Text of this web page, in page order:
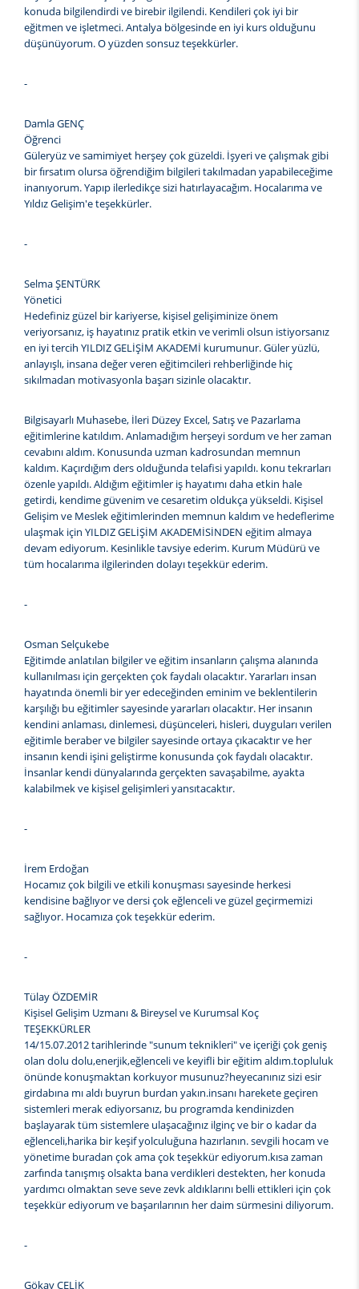
konuda bilgilendirdi ve birebir ilgilendi. Kendileri çok iyi bir
eğitmen ve işletmeci. Antalya bölgesinde en iyi kurs olduğunu
düşünüyorum. O yüzden sonsuz teşekkürler.
-
Damla GENÇ
Öğrenci
Güleryüz ve samimiyet herşey çok güzeldi. İşyeri ve çalışmak gibi
bir fırsatım olursa öğrendiğim bilgileri takılmadan yapabileceğime
inanıyorum. Yapıp ilerledikçe sizi hatırlayacağım. Hocalarıma ve
Yıldız Gelişim'e teşekkürler.
-
Selma ŞENTÜRK
Yönetici
Hedefiniz güzel bir kariyerse, kişisel gelişiminize önem
veriyorsanız, iş hayatınız pratik etkin ve verimli olsun istiyorsanız
en iyi tercih YILDIZ GELİŞİM AKADEMİ kurumunur. Güler yüzlü,
anlayışlı, insana değer veren eğitimcileri rehberliğinde hiç
sıkılmadan motivasyonla başarı sizinle olacaktır.
Bilgisayarlı Muhasebe, İleri Düzey Excel, Satış ve Pazarlama
eğitimlerine katıldım. Anlamadığım herşeyi sordum ve her zaman
cevabını aldım. Konusunda uzman kadrosundan memnun
kaldım. Kaçırdığım ders olduğunda telafisi yapıldı. konu tekrarları
özenle yapıldı. Aldığım eğitimler iş hayatımı daha etkin hale
getirdi, kendime güvenim ve cesaretim oldukça yükseldi. Kişisel
Gelişim ve Meslek eğitimlerinden memnun kaldım ve hedeflerime
ulaşmak için YILDIZ GELİŞİM AKADEMİSİNDEN eğitim almaya
devam ediyorum. Kesinlikle tavsiye ederim. Kurum Müdürü ve
tüm hocalarıma ilgilerinden dolayı teşekkür ederim.
-
Osman Selçukebe
Eğitimde anlatılan bilgiler ve eğitim insanların çalışma alanında
kullanılması için gerçekten çok faydalı olacaktır. Yararları insan
hayatında önemli bir yer edeceğinden eminim ve beklentilerin
karşılığı bu eğitimler sayesinde yararları olacaktır. Her insanın
kendini anlaması, dinlemesi, düşünceleri, hisleri, duyguları verilen
eğitimle beraber ve bilgiler sayesinde ortaya çıkacaktır ve her
insanın kendi işini geliştirme konusunda çok faydalı olacaktır.
İnsanlar kendi dünyalarında gerçekten savaşabilme, ayakta
kalabilmek ve kişisel gelişimleri yansıtacaktır.
-
İrem Erdoğan
Hocamız çok bilgili ve etkili konuşması sayesinde herkesi
kendisine bağlıyor ve dersi çok eğlenceli ve güzel geçirmemizi
sağlıyor. Hocamıza çok teşekkür ederim.
-
Tülay ÖZDEMİR
Kişisel Gelişim Uzmanı & Bireysel ve Kurumsal Koç
TEŞEKKÜRLER
14/15.07.2012 tarihlerinde "sunum teknikleri" ve içeriği çok geniş
olan dolu dolu,enerjik,eğlenceli ve keyifli bir eğitim aldım.topluluk
önünde konuşmaktan korkuyor musunuz?heyecanınız sizi esir
girdabına mı aldı buyrun burdan yakın.insanı harekete geçiren
sistemleri merak ediyorsanız, bu programda kendinizden
başlayarak tüm sistemlere ulaşacağınız ilginç ve bir o kadar da
eğlenceli,harika bir keşif yolculuğuna hazırlanın. sevgili hocam ve
yönetime buradan çok ama çok teşekkür ediyorum.kısa zaman
zarfında tanışmış olsakta bana verdikleri destekten, her konuda
yardımcı olmaktan seve seve zevk aldıklarını belli ettikleri için çok
teşekkür ediyorum ve başarılarının her daim sürmesini diliyorum.
-
Gökay ÇELİK